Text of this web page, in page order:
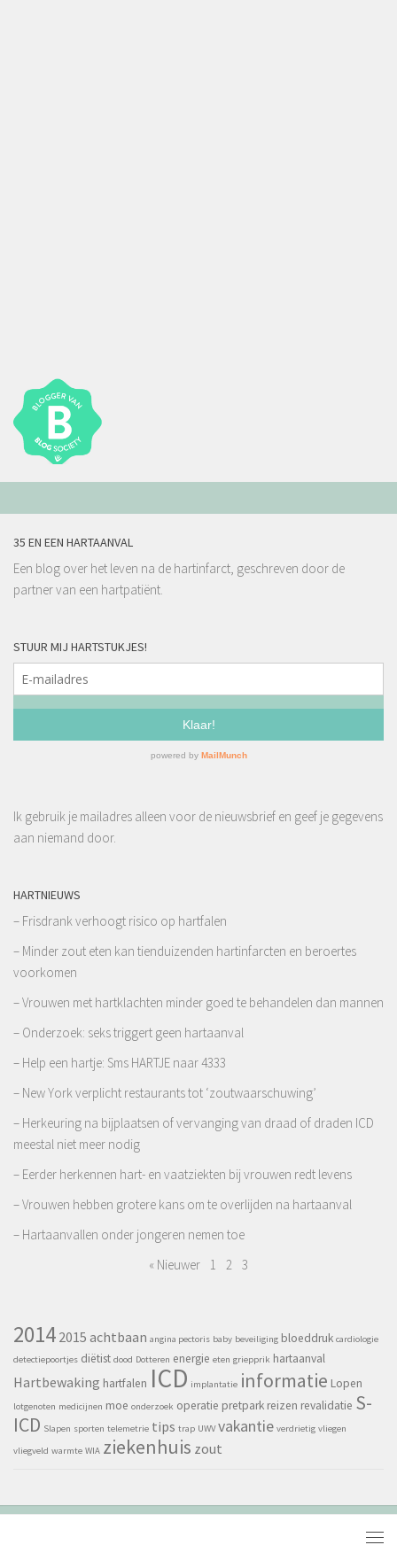
35 EN EEN HARTAANVAL
Een blog over het leven na de hartinfarct, geschreven door de
partner van een hartpatiënt.
STUUR MIJ HARTSTUKJES!
Ik gebruik je mailadres alleen voor de nieuwsbrief en geef je gegevens
aan niemand door.
HARTNIEUWS
– Frisdrank verhoogt risico op hartfalen
– Minder zout eten kan tienduizenden hartinfarcten en beroertes
voorkomen
– Vrouwen met hartklachten minder goed te behandelen dan mannen
– Onderzoek: seks triggert geen hartaanval
– Help een hartje: Sms HARTJE naar 4333
– New York verplicht restaurants tot ‘zoutwaarschuwing’
– Herkeuring na bijplaatsen of vervanging van draad of draden ICD
meestal niet meer nodig
– Eerder herkennen hart- en vaatziekten bij vrouwen redt levens
– Vrouwen hebben grotere kans om te overlijden na hartaanval
– Hartaanvallen onder jongeren nemen toe
« Nieuwer
1 2 3
2014 2015 achtbaan angina pectoris baby beveiliging bloeddruk cardiologie
detectiepoortjes diëtist dood Dotteren energie eten griepprik hartaanval
Hartbewaking hartfalen ICD implantatie informatie Lopen
lotgenoten medicijnen moe onderzoek operatie pretpark reizen revalidatie S-
ICD Slapen sporten telemetrie tips trap UWV vakantie verdrietig vliegen
vliegveld warmte WIA ziekenhuis zout